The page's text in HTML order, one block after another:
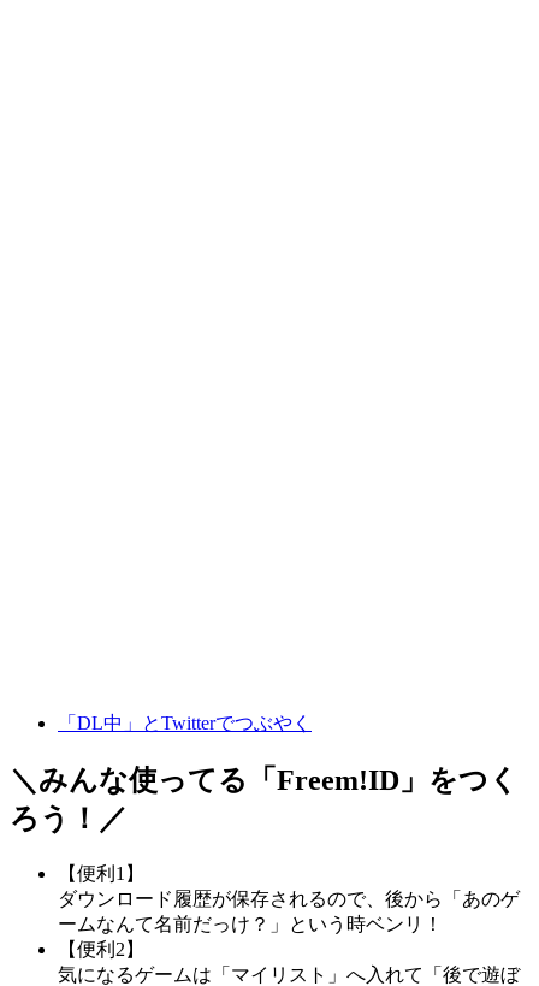
「DL中」とTwitterでつぶやく
＼みんな使ってる「 Freem!ID 」をつく
ろう！／
【便利1】
ダウンロード履歴が保存されるので、後から「あのゲ
ームなんて名前だっけ？」という時ベンリ！
【便利2】
気になるゲームは「マイリスト」へ入れて「後で遊ぼ